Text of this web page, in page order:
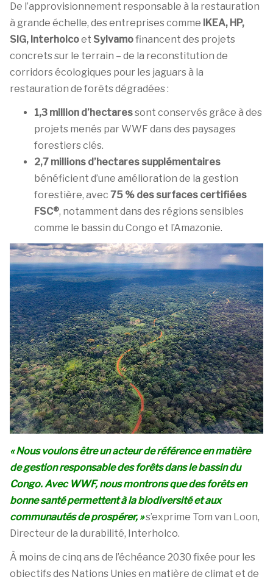
De l’approvisionnement responsable à la restauration
à grande échelle, des entreprises comme IKEA, HP,
SIG, Interholcoet Sylvamofinancent des projets
concrets sur le terrain – de la reconstitution de
corridors écologiques pour les jaguars à la
restauration de forêts dégradées :
1,3 million d’hectaressont conservés grâce à des
projets menés par WWF dans des paysages
forestiers clés.
2,7 millions d’hectares supplémentaires
bénéficient d’une amélioration de la gestion
forestière, avec 75 % des surfaces certifiées
FSC®, notamment dans des régions sensibles
comme le bassin du Congo et l’Amazonie.
« Nous voulons être un acteur de référence en matière
de gestion responsable des forêts dans le bassin du
Congo. Avec WWF, nous montrons que des forêts en
bonne santé permettent à la biodiversité et aux
communautés de prospérer, »s’exprime Tom van Loon,
Directeur de la durabilité, Interholco.
À moins de cinq ans de l’échéance 2030 fixée pour les
objectifs des Nations Unies en matière de climat et de